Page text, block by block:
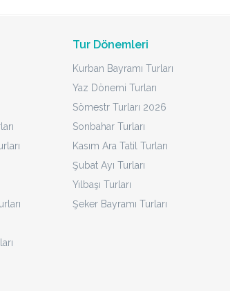
Tur Dönemleri
Kurban Bayramı Turları
Yaz Dönemi Turları
Sömestr Turları 2026
Sonbahar Turları
Kasım Ara Tatil Turları
Şubat Ayı Turları
Yılbaşı Turları
Şeker Bayramı Turları